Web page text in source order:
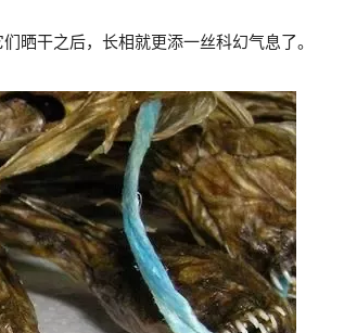
晒干之后，长相就更添一丝科幻气息了。